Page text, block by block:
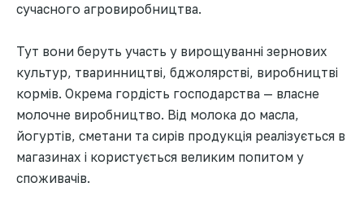
сучасного агровиробництва.
Тут вони беруть участь у вирощуванні зернових
культур, тваринництві, бджолярстві, виробництві
кормів. Окрема гордість господарства — власне
молочне виробництво. Від молока до масла,
йогуртів, сметани та сирів продукція реалізується в
магазинах і користується великим попитом у
споживачів.